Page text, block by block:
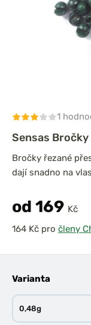
1
Sensas
Bročky řezané
dají snadno na
od 169 Kč
pro členy
Varianta
0,48g